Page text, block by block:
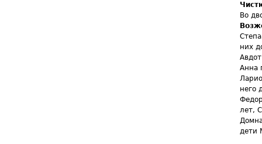
Во
них
Анна
него
лет,
дети